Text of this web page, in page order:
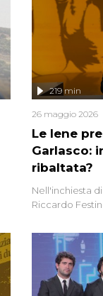
Le Iene
Garlasco:
ribaltata?
219 min
26 maggio 2026
Nell'inchiesta
Riccardo
continuano a
vicende
anni. Lo
mettendo in
controversi e i